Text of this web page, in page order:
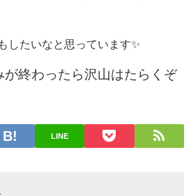
したいなと思っています✨
が終わったら沢山はたらくぞ
LINE